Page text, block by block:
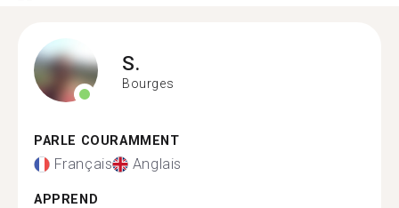
S.
Bourges
PARLE COURAMMENT
Français Anglais
APPREND